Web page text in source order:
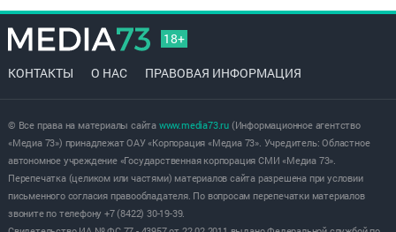
18+
КОНТАКТЫ О НАС ПРАВОВАЯ ИНФОРМАЦИЯ
© Все права на материалы сайта www.media73.ru(Информационное агентство
«Медиа 73») принадлежат ОАУ «Корпорация «Медиа 73». Учредитель: Областное
автономное учреждение «Государственная корпорация СМИ «Медиа 73».
Перепечатка (целиком или частями) материалов сайта разрешена при условии
письменного согласия правообладателя. По вопросам перепечатки материалов
звоните по телефону +7 (8422) 30-19-39.